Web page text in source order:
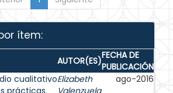
ítem:
AUTOR(ES)FECHA DE
PUBLICACIÓN
cualitativo
prácticas
Elizabeth
Valenzuela
ago-2016